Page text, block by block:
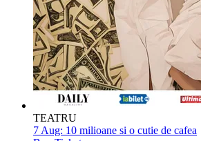
TEATRU
7 Aug: 10 milioane si o cutie de cafea